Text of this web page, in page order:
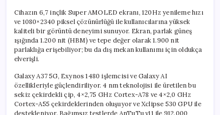
Cihazın 6,7 inçlik Super AMOLED ekranı, 120Hz yenileme hızı
ve 1080×2340 piksel çözünürlüğü ile kullanıcılarına yüksek
kaliteli bir görüntü deneyimi sunuyor. Ekran, parlak güneş
ışığında 1.200 nit (HBM) ve tepe değer olarak 1.900 nit
parlaklığa erişebiliyor; bu da dış mekan kullanımı için oldukça
elverişli.
Galaxy A37 5G, Exynos 1480 işlemcisi ve Galaxy AI
özellikleriyle güçlendiriliyor. 4 nm teknolojisi ile üretilen bu
sekiz çekirdekli çip, 4×2,75 GHz Cortex-A78 ve 4×2,0 GHz
Cortex-A55 çekirdeklerinden oluşuyor ve Xclipse 530 GPU ile
destekleniyor. Bağımsız testlerde AnTuTu v11 ile 912.000